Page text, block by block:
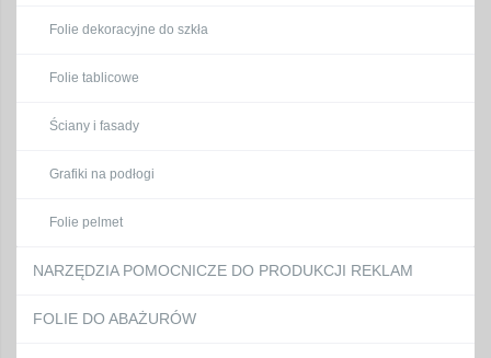
Folie dekoracyjne do szkła
Folie tablicowe
Ściany i fasady
Grafiki na podłogi
Folie pelmet
NARZĘDZIA POMOCNICZE DO PRODUKCJI REKLAM
FOLIE DO ABAŻURÓW